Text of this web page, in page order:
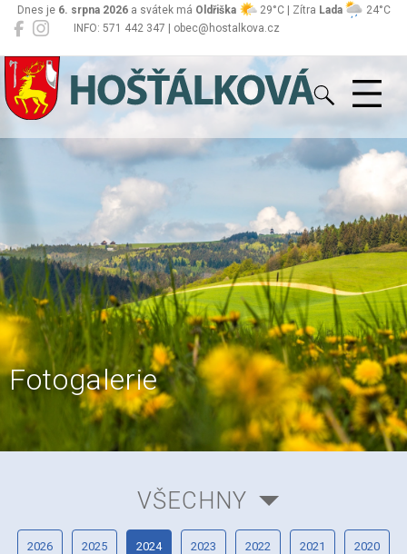
INFO: 571 442 347 | obec@hostalkova.cz
Dnes je 6. srpna 2026a svátek má Oldřiška 29°C | Zítra Lada 24°C
Hošťálková
Fotogalerie
VŠECHNY
2026 2025 2024 2023 2022 2021 2020